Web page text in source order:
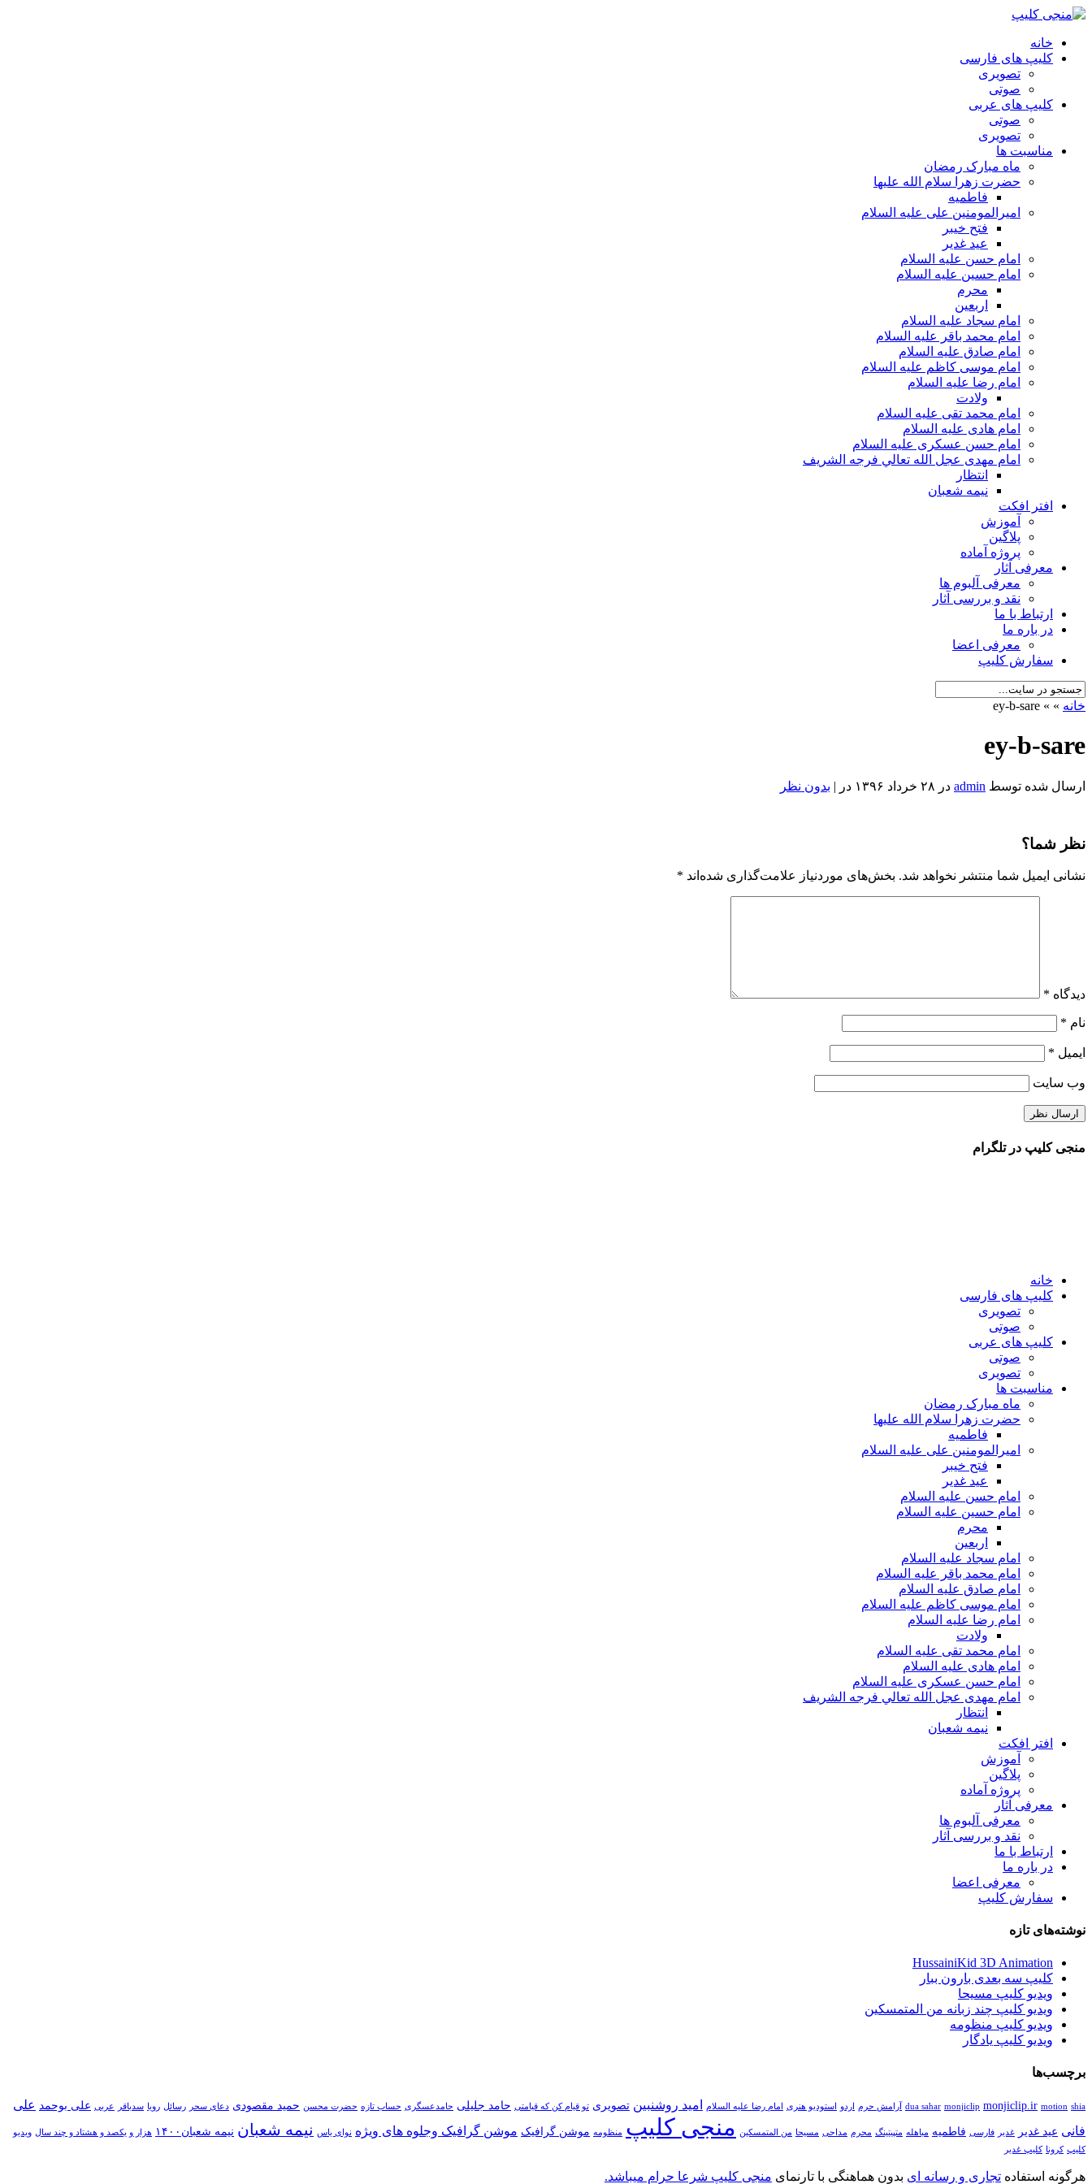
خانه
کلیپ های فارسی
تصویری
صوتی
کلیپ های عربی
صوتی
تصویری
مناسبت ها
ماه مبارک رمضان
حضرت زهرا سلام الله علیها
فاطمیه
امیرالمومنین علی علیه السلام
فتح خیبر
عید غدیر
امام حسن علیه السلام
امام حسین علیه السلام
محرم
اربعین
امام سجاد علیه السلام
امام محمد باقر علیه السلام
امام صادق علیه السلام
امام موسی کاظم علیه السلام
امام رضا علیه السلام
ولادت
امام محمد تقی علیه السلام
امام هادی علیه السلام
امام حسن عسکری علیه السلام
امام مهدی عجل الله تعالي فرجه الشريف
انتظار
نیمه شعبان
افتر افکت
آموزش
پلاگین
پروژه آماده
معرفی آثار
معرفی آلبوم ها
نقد و بررسی آثار
ارتباط با ما
در باره ما
معرفی اعضا
سفارش کلیپ
خانه »
»
ey-b-sare
ارسال شده توسط admin در ۲۸ خرداد ۱۳۹۶ در |
بدون نظر
sare Reviewed
by
Admin
on
نظر شما؟
نشانی ایمیل شما منتشر نخواهد شد. بخش‌های موردنیاز علامت‌گذاری شده‌اند *
دیدگاه *
نام *
ایمیل *
وب‌ سایت
منجی کلیپ در تلگرام
خانه
کلیپ های فارسی
تصویری
صوتی
کلیپ های عربی
صوتی
تصویری
مناسبت ها
ماه مبارک رمضان
حضرت زهرا سلام الله علیها
فاطمیه
امیرالمومنین علی علیه السلام
فتح خیبر
عید غدیر
امام حسن علیه السلام
امام حسین علیه السلام
محرم
اربعین
امام سجاد علیه السلام
امام محمد باقر علیه السلام
امام صادق علیه السلام
امام موسی کاظم علیه السلام
امام رضا علیه السلام
ولادت
امام محمد تقی علیه السلام
امام هادی علیه السلام
امام حسن عسکری علیه السلام
امام مهدی عجل الله تعالي فرجه الشريف
انتظار
نیمه شعبان
افتر افکت
آموزش
پلاگین
پروژه آماده
معرفی آثار
معرفی آلبوم ها
نقد و بررسی آثار
ارتباط با ما
در باره ما
معرفی اعضا
سفارش کلیپ
نوشته‌های تازه
HussainiKid 3D Animation
کلیپ سه بعدی بارون ببار
ویدیو کلیپ مسیحا
ویدیو کلیپ چند زبانه من المتمسکین
ویدیو کلیپ منظومه
ویدیو کلیپ یادگار
برچسب‌ها
dua sahar monjiclip monjiclip.ir motion shia آرامش حرم اردو استودیو هنری امام رضا علیه السلام امید روشنبین تصویری تو قیام کن که قیامتی حامد جلیلی حامدعسگری حساب تازه حضرت محسن حمید مقصودی دعای سحر رسائل رویا سدباقر عربی علی بوحمد علی
فانی عید غدیر غدیر فارسی فاطمیه مباهله متپیتینگ محرم مداحی مسیحا من المتمسکین منجی کلیپ منظومه موشن گرافیک موشن گرافیک وجلوه های ویژه نوای یاس نیمه شعبان نیمه شعبان۱۴۰۰ هزار و یکصد و هشتاد و چند سال ویدیو
کلیپ کرونا کلیپ غدیر
هرگونه استفاده تجاری و رسانه ای بدون هماهنگی با تارنمای منجی کلیپ شرعا حرام میباشد.